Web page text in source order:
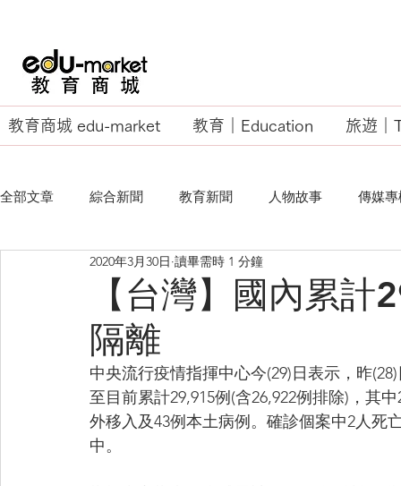
教育商城 edu-market 教育｜Education 旅遊｜
全部文章 綜合新聞 教育新聞 人物故事 傳媒
EU Business School
【台灣】國內累
隔離
2020年3月30日 讀畢需時 1 分鐘
中央流行疫情指揮中心今(29)日表示，昨
至目前累計29,915例(含26,922例排除)，其
外移入及43例本土病例。確診個案中2人死
中。